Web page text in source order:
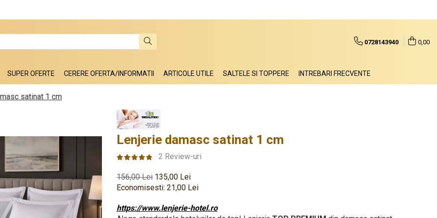
0728143940 0,00
SUPER OFERTE CERERE OFERTA/INFORMATII ARTICOLE UTILE SALTELE SI TOPPERE INTREBARI FRECVENTE
satinat 1 cm
Lenjerie damasc satinat 1 cm
2 Review-uri
156,00 Lei 135,00 Lei
Economisesti: 21,00 Lei
https://www.lenjerie-hotel.ro